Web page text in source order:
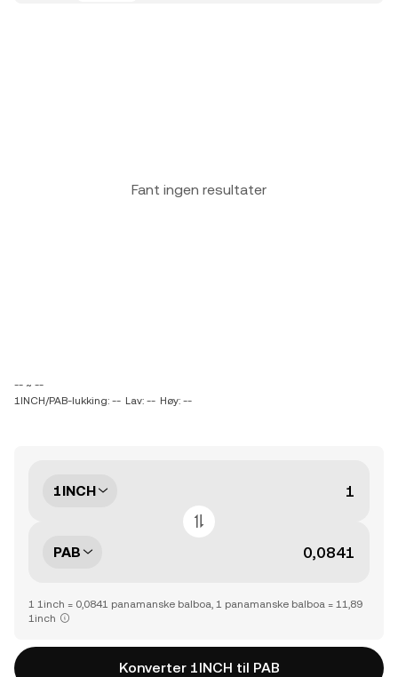
Fant ingen resultater
-- ~ --
1INCH/PAB-lukking: -- Lav: -- Høy: --
1INCH
PAB
1 1inch = 0,0841 panamanske balboa, 1 panamanske balboa = 11,89
1inch
Konverter 1INCH til PAB